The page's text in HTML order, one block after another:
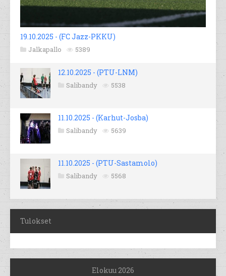
19.10.2025 - (FC Jazz-PKKU)
Jalkapallo 5389
12.10.2025 - (PTU-LNM)
Salibandy 5538
11.10.2025 - (Karhut-Josba)
Salibandy 5639
11.10.2025 - (PTU-Sastamolo)
Salibandy 5568
Tulokset
Elokuu 2026